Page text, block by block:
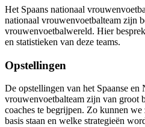
Het Spaans nationaal
nationaal vrouwenvoetbalteam zijn
vrouwenvoetbalwereld. Hier
en statistieken van deze teams.
Opstellingen
De opstellingen van het Spaanse en
vrouwenvoetbalteam zijn van groot
coaches te begrijpen. Zo kunnen
basis staan en welke strategieën